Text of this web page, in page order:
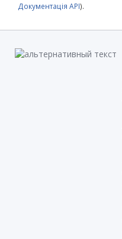
Документація API).